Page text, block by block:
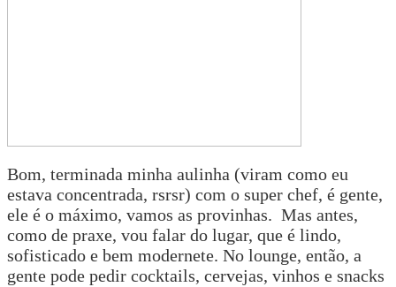
Bom, terminada minha aulinha (viram como eu
estava concentrada, rsrsr) com o super chef, é gente,
ele é o máximo, vamos as provinhas. Mas antes,
como de praxe, vou falar do lugar, que é lindo,
sofisticado e bem modernete. No lounge, então, a
gente pode pedir cocktails, cervejas, vinhos e snacks